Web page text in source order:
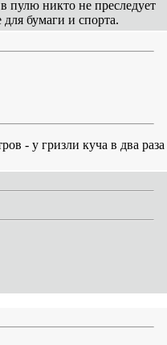
пулю никто не преследует
бумаги и спорта.
- у гризли куча в два раза